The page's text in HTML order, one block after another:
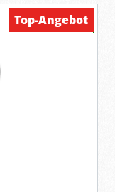
Verfügbar
Top-Angebot